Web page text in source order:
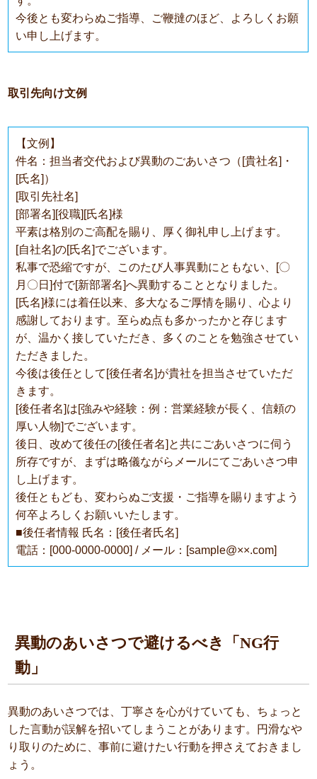
今後とも変わらぬご指導、ご鞭撻のほど、よろしくお願
い申し上げます。
取引先向け文例
【文例】
件名：担当者交代および異動のごあいさつ（[貴社名]・
[氏名]）
[取引先社名]
[部署名][役職][氏名]様
平素は格別のご高配を賜り、厚く御礼申し上げます。
[自社名]の[氏名]でございます。
私事で恐縮ですが、このたび人事異動にともない、[〇
月〇日]付で[新部署名]へ異動することとなりました。
[氏名]様には着任以来、多大なるご厚情を賜り、心より
感謝しております。至らぬ点も多かったかと存じます
が、温かく接していただき、多くのことを勉強させてい
ただきました。
今後は後任として[後任者名]が貴社を担当させていただ
きます。
[後任者名]は[強みや経験：例：営業経験が長く、信頼の
厚い人物]でございます。
後日、改めて後任の[後任者名]と共にごあいさつに伺う
所存ですが、まずは略儀ながらメールにてごあいさつ申
し上げます。
後任ともども、変わらぬご支援・ご指導を賜りますよう
何卒よろしくお願いいたします。
■後任者情報 氏名：[後任者氏名]
電話：[000-0000-0000] / メール：[sample@××.com]
異動のあいさつで避けるべき「NG行
動」
異動のあいさつでは、丁寧さを心がけていても、ちょっと
した言動が誤解を招いてしまうことがあります。円滑なや
り取りのために、事前に避けたい行動を押さえておきまし
ょう。